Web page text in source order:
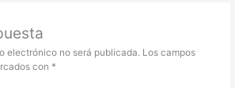
electrónico no será publicada. Los campos
con *